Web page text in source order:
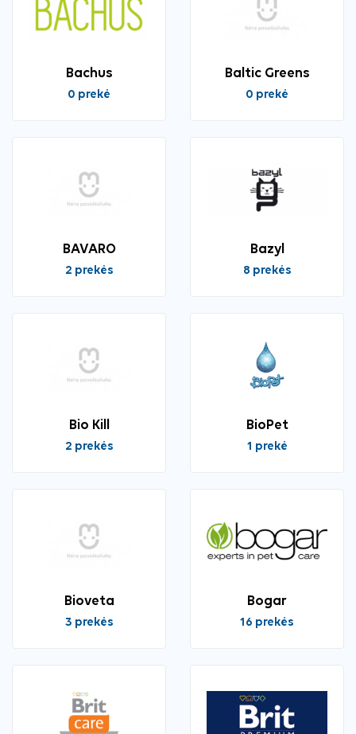
Bachus
0 prekė
Baltic Greens
0 prekė
BAVARO
2 prekės
Bazyl
8 prekės
Bio Kill
2 prekės
BioPet
1 prekė
Bioveta
3 prekės
Bogar
16 prekės